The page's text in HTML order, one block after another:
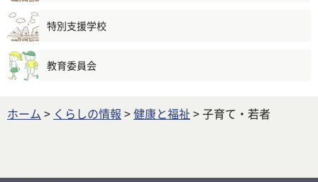
特別支援学校
教育委員会
ホーム > くらしの情報 >健康と福祉 > 子育て・若者